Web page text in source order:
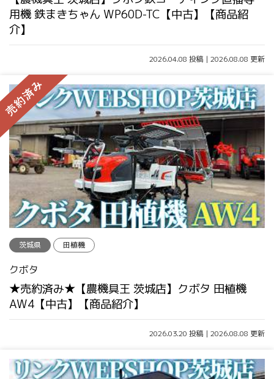
用機 鉄まきちゃん WP60D-TC【中古】【商品紹
介】
2026.04.08 投稿 | 2026.08.08 更新
茨城県 田植機
クボタ
★売約済み★【農機具王 茨城店】クボタ 田植機
AW4【中古】【商品紹介】
2026.03.20 投稿 | 2026.08.08 更新